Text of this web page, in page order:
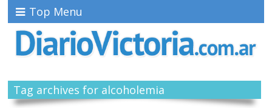
Top Menu
Tag archives for alcoholemia